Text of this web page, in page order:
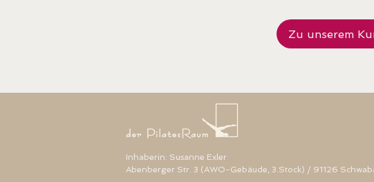
Zu unserem
Inhaberin: Susanne Exler
Abenberger Str. 3 (AWO-Gebäude, 3.Stock) / 91126